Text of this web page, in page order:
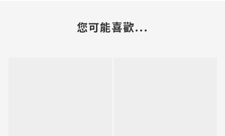
您可能喜歡...